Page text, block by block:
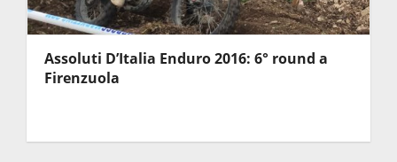
Assoluti D’Italia Enduro 2016: 6° round a
Firenzuola